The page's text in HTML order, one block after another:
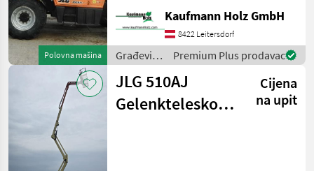
Polovna mašina
Stunden 14 Meter Hubhöhe
3, 6 Tonnen Hubkraft 74 KW
Deutz Motor - incl. Gabel -
Kaufmann Holz GmbH
8422 Leitersdorf
Građevinski
strojevi /
JLG
Premium Plus prodavac
JLG 510AJ
Gelenkteleskopbühne
Cijena
na upit